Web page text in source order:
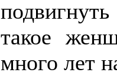
такое
много лет